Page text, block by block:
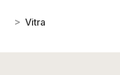
> Vitra